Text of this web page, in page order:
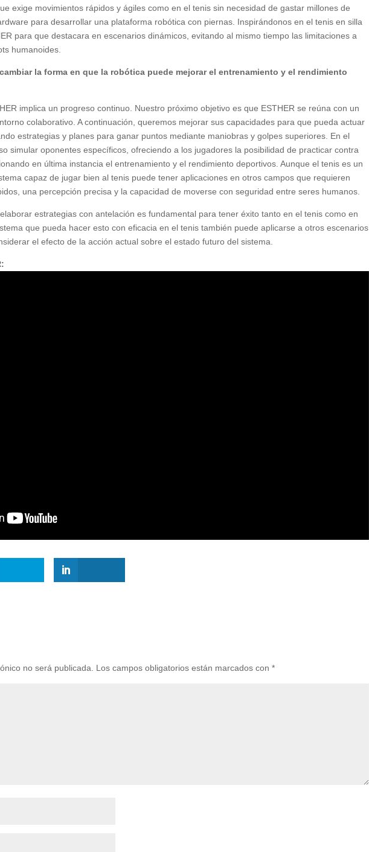
exige movimientos rápidos y ágiles como en el tenis sin necesidad de gastar millones de
para desarrollar una plataforma robótica con piernas. Inspirándonos en el tenis en silla
para que destacara en escenarios dinámicos, evitando al mismo tiempo las limitaciones a
humanoides.
la forma en que la robótica puede mejorar el entrenamiento y el rendimiento
implica un progreso continuo. Nuestro próximo objetivo es que ESTHER se reúna con un
colaborativo. A continuación, queremos mejorar sus capacidades para que pueda actuar
estrategias y planes para ganar puntos mediante maniobras y golpes superiores. En el
simular oponentes específicos, ofreciendo a los jugadores la posibilidad de practicar contra
en última instancia el entrenamiento y el rendimiento deportivos. Aunque el tenis es un
capaz de jugar bien al tenis puede tener aplicaciones en otros campos que requieren
una percepción precisa y la capacidad de moverse con seguridad entre seres humanos.
estrategias con antelación es fundamental para tener éxito tanto en el tenis como en
que pueda hacer esto con eficacia en el tenis también puede aplicarse a otros escenarios
el efecto de la acción actual sobre el estado futuro del sistema.
no será publicada. Los campos obligatorios están marcados con*